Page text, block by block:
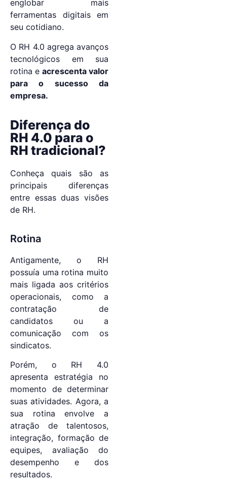
englobar mais
ferramentas digitais em
seu cotidiano.
O RH 4.0 agrega avanços
tecnológicos em sua
rotina e acrescenta valor
para o sucesso da
empresa.
Diferença do
RH 4.0 para o
RH tradicional?
Conheça quais são as
principais diferenças
entre essas duas visões
de RH.
Rotina
Antigamente, o RH
possuía uma rotina muito
mais ligada aos critérios
operacionais, como a
contratação de
candidatos ou a
comunicação com os
sindicatos.
Porém, o RH 4.0
apresenta estratégia no
momento de determinar
suas atividades. Agora, a
sua rotina envolve a
atração de talentosos,
integração, formação de
equipes, avaliação do
desempenho e dos
resultados.